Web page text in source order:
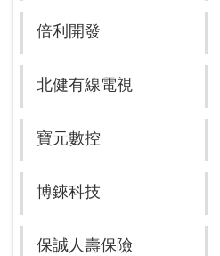
倍利開發
北健有線電視
寶元數控
博錸科技
保誠人壽保險